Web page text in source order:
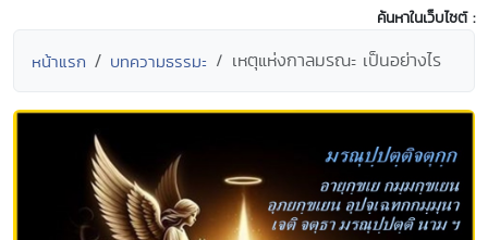
ค้นหาในเว็บไซต์ :
หน้าแรก บทความธรรมะ เหตุแห่งกาลมรณะ เป็นอย่างไร